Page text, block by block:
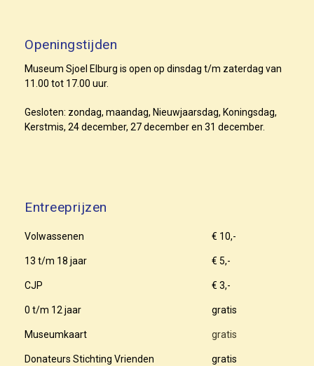
Openingstijden
Museum Sjoel Elburg is open op dinsdag t/m zaterdag van
11.00 tot 17.00 uur.
Gesloten: zondag, maandag, Nieuwjaarsdag, Koningsdag,
Kerstmis, 24 december, 27 december en 31 december.
Entreeprijzen
Volwassenen € 10,-
13 t/m 18 jaar € 5,-
CJP € 3,-
0 t/m 12 jaar gratis
Museumkaart gratis
Donateurs Stichting Vrienden gratis